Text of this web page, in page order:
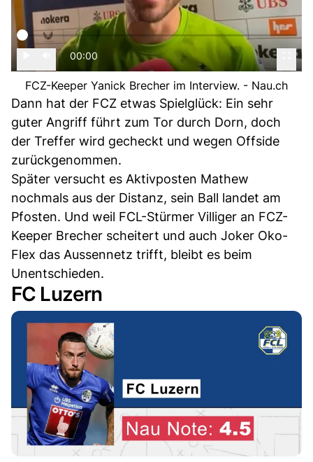
00:00
FCZ-Keeper Yanick Brecher im Interview. - Nau.ch
Dann hat der FCZ etwas Spielglück: Ein sehr
guter Angriff führt zum Tor durch Dorn, doch
der Treffer wird gecheckt und wegen Offside
zurückgenommen.
Später versucht es Aktivposten Mathew
nochmals aus der Distanz, sein Ball landet am
Pfosten. Und weil FCL-Stürmer Villiger an FCZ-
Keeper Brecher scheitert und auch Joker Oko-
Flex das Aussennetz trifft, bleibt es beim
Unentschieden.
FC Luzern